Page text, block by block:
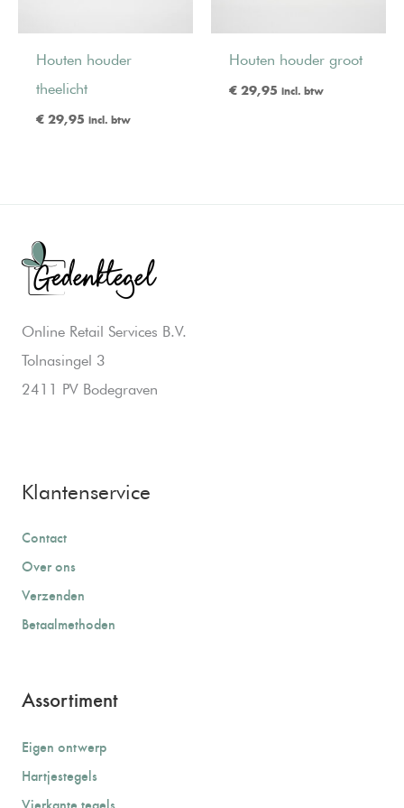
Houten houder
theelicht
€29,95 incl. btw
Houten houder groot
€29,95 incl. btw
Online Retail Services B.V.
Tolnasingel 3
2411 PV Bodegraven
Klantenservice
Contact
Over ons
Verzenden
Betaalmethoden
Assortiment
Eigen ontwerp
Hartjestegels
Vierkante tegels